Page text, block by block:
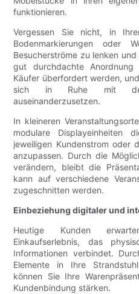
funktionieren.
Vergessen Sie nicht, in
Bodenmarkierungen oder
Besucherströme zu lenken
gut durchdachte
Käufer überfordert werden,
sich in Ruhe mit den
auseinanderzusetzen.
In kleineren
modulare Displayeinheiten
jeweiligen Kundenstrom oder
anzupassen. Durch die
verändern, bleibt die
kann auf verschiedene
zugeschnitten werden.
Einbeziehung digitaler und
Heutige Kunden
Einkaufserlebnis, das
Informationen verbindet.
Elemente in Ihre
können Sie Ihre
Kundenbindung stärken.